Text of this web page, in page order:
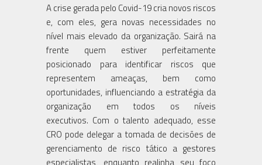
A crise gerada pelo Covid-19 cria novos riscos
e, com eles, gera novas necessidades no
nível mais elevado da organização. Sairá na
frente quem estiver perfeitamente
posicionado para identificar riscos que
representem ameaças, bem como
oportunidades, influenciando a estratégia da
organização em todos os níveis
executivos. Com o talento adequado, esse
CRO pode delegar a tomada de decisões de
gerenciamento de risco tático a gestores
especialistas, enquanto realinha seu foco